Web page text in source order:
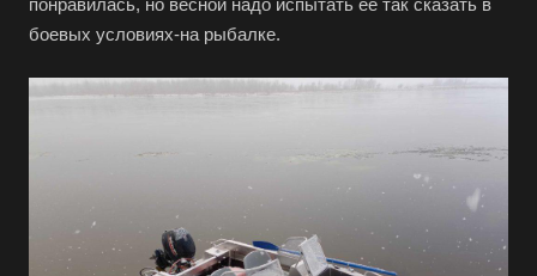
боевых условиях-на рыбалке.